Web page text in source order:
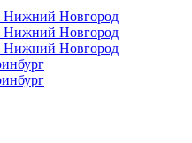
Нижний Новгород
Нижний Новгород
Нижний Новгород